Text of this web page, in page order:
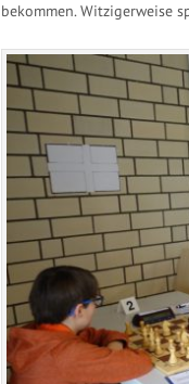
bekommen. Witzigerweise